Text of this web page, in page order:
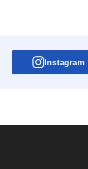
Instagram